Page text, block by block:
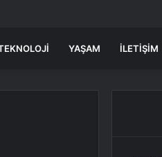
YAŞAM İLETIŞIM